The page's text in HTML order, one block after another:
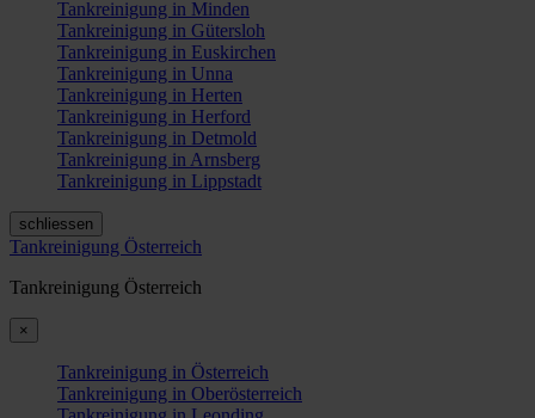
Tankreinigung in Minden
Tankreinigung in Gütersloh
Tankreinigung in Euskirchen
Tankreinigung in Unna
Tankreinigung in Herten
Tankreinigung in Herford
Tankreinigung in Detmold
Tankreinigung in Arnsberg
Tankreinigung in Lippstadt
schliessen
Tankreinigung Österreich
Tankreinigung Österreich
×
Tankreinigung in Österreich
Tankreinigung in Oberösterreich